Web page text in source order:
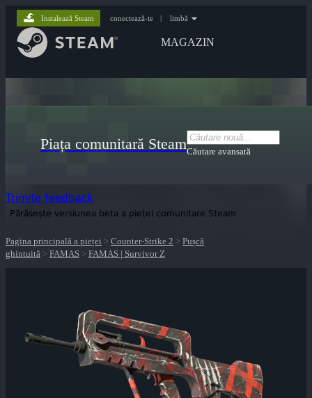
MAGAZIN
Instalează Steam conectează-te | limbă
Piața comunitară SteamCăutare avansată
Trimite feedback
Părăsește versiunea beta a pieței comunitare Steam
Pagina principală a pieței > Counter-Strike 2 > Pușcă
ghintuită > FAMAS > FAMAS | Survivor Z